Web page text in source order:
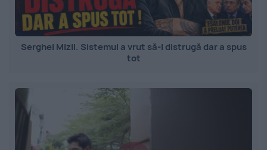
Serghei Mizil. Sistemul a vrut să-l distrugă dar a spus
tot